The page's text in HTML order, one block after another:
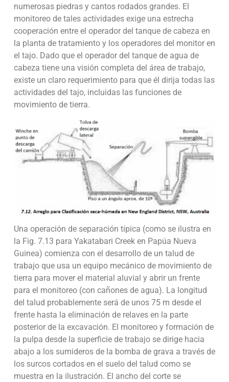
numerosas piedras y cantos rodados grandes. El
monitoreo de tales actividades exige una estrecha
cooperación entre el operador del tanque de cabeza en
la planta de tratamiento y los operadores del monitor en
el tajo. Dado que el operador del tanque de agua de
cabeza tiene una visión completa del área de trabajo,
existe un claro requerimiento para que él dirija todas las
actividades del tajo, incluidas las funciones de
movimiento de tierra.
Una operación de separación típica (como se ilustra en
la Fig. 7.13 para Yakatabari Creek en Papúa Nueva
Guinea) comienza con el desarrollo de un talud de
trabajo que usa un equipo mecánico de movimiento de
tierra para mover el material aluvial y abrir un frente
para el monitoreo (con cañones de agua). La longitud
del talud probablemente será de unos 75 m desde el
frente hasta la eliminación de relaves en la parte
posterior de la excavación. El monitoreo y formación de
la pulpa desde la superficie de trabajo se dirige hacia
abajo a los sumideros de la bomba de grava a través de
los surcos cortados en el suelo del talud como se
muestra en la ilustración. El ancho del corte se